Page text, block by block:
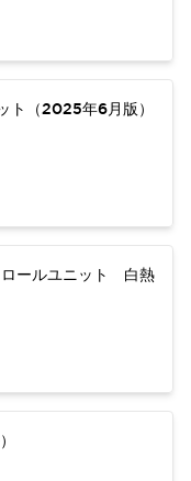
（2025年6月版）
ールユニット 白熱